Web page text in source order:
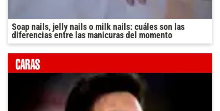
Soap nails, jelly nails o milk nails: cuáles son las
diferencias entre las manicuras del momento